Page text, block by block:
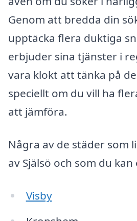
Genom att bredda din
upptäcka flera duktiga
erbjuder sina tjänster i
vara klokt att tänka på
speciellt om du vill ha
att jämföra.
Några av de städer som
av Själsö och som du
Visby